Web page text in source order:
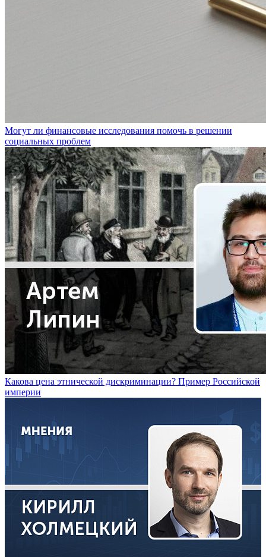
Могут ли финансовые исследования помочь в решении
социальных проблем
Какова цена этнической дискриминации? Пример Российской
империи